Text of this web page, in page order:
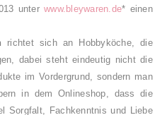
unterwww.bleywaren.de* einen
richtet sich an Hobbyköche, die
dabei steht eindeutig nicht die
im Vordergrund, sondern man
in dem Onlineshop, dass die
Sorgfalt, Fachkenntnis und Liebe